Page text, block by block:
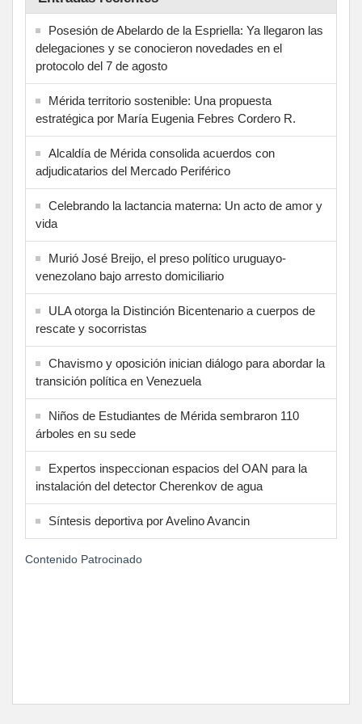
Posesión de Abelardo de la Espriella: Ya llegaron las
delegaciones y se conocieron novedades en el
protocolo del 7 de agosto
Mérida territorio sostenible: Una propuesta
estratégica por María Eugenia Febres Cordero R.
Alcaldía de Mérida consolida acuerdos con
adjudicatarios del Mercado Periférico
Celebrando la lactancia materna: Un acto de amor y
vida
Murió José Breijo, el preso político uruguayo-
venezolano bajo arresto domiciliario
ULA otorga la Distinción Bicentenario a cuerpos de
rescate y socorristas
Chavismo y oposición inician diálogo para abordar la
transición política en Venezuela
Niños de Estudiantes de Mérida sembraron 110
árboles en su sede
Expertos inspeccionan espacios del OAN para la
instalación del detector Cherenkov de agua
Síntesis deportiva por Avelino Avancin
Contenido Patrocinado